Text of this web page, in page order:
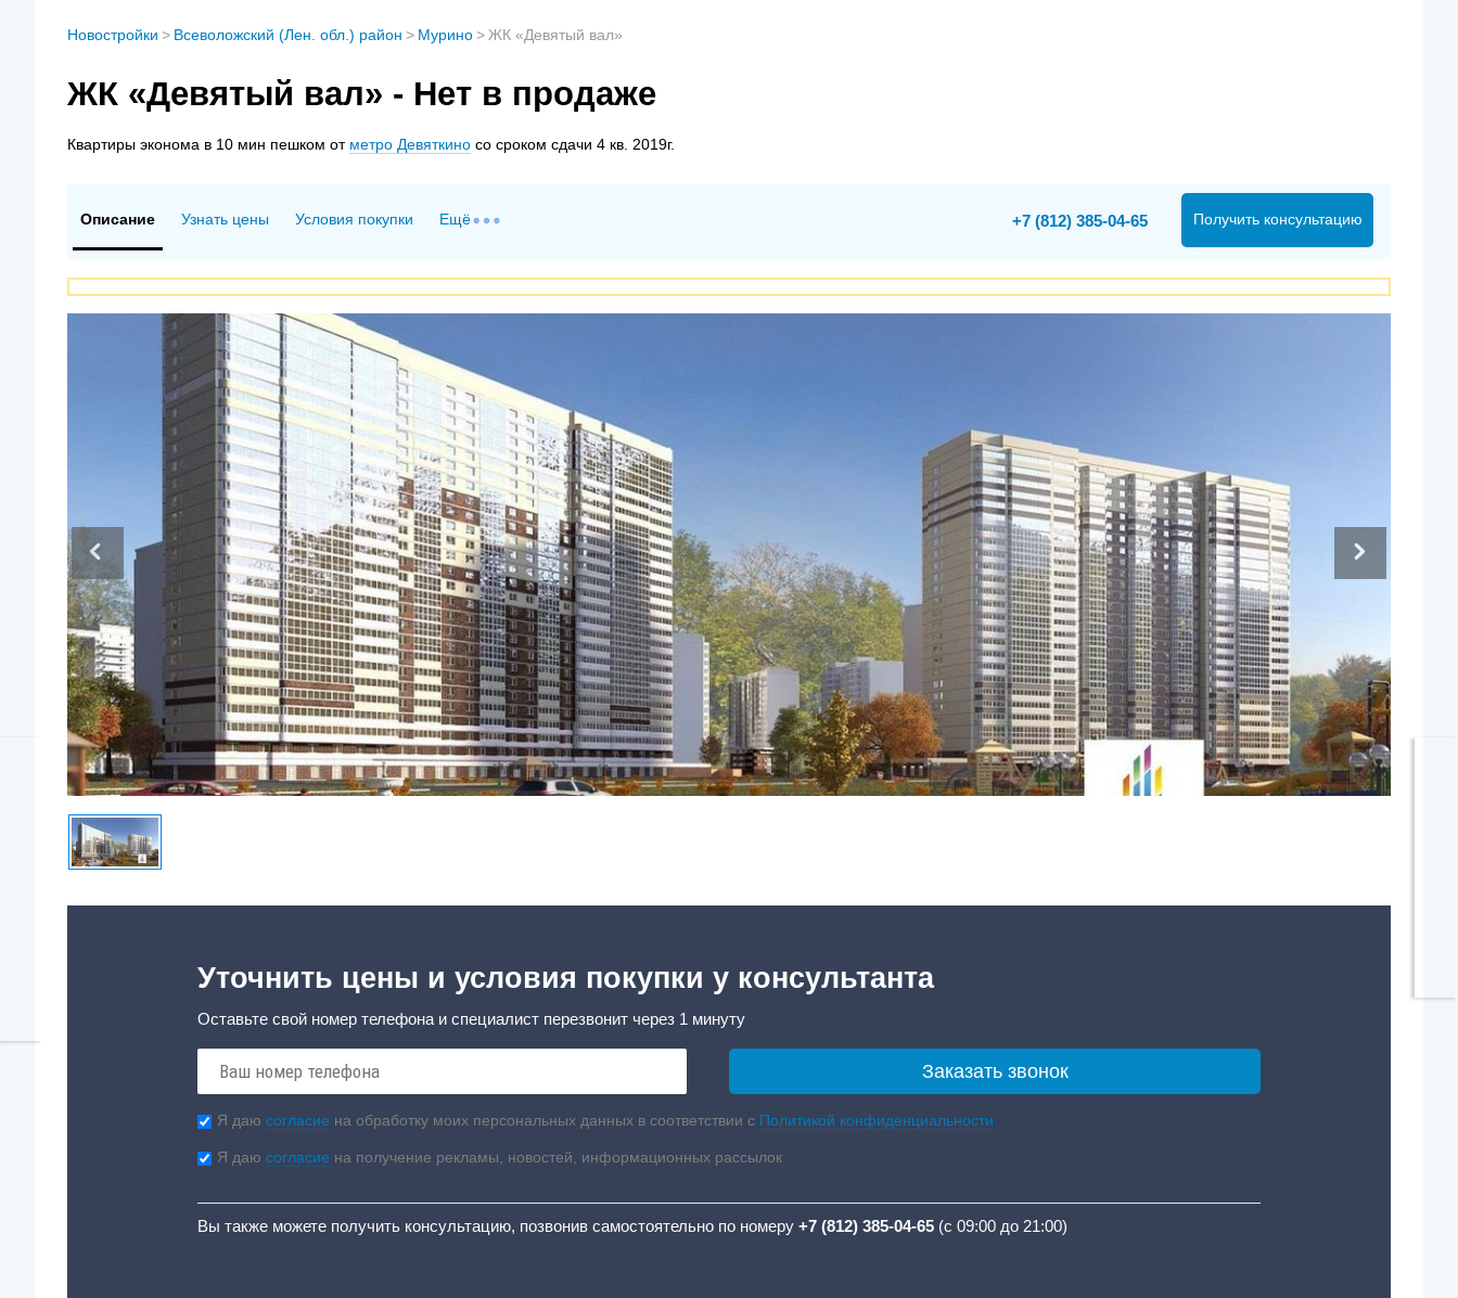
Новостройки > Всеволожский (Лен. обл.) район > Мурино> ЖК «Девятый вал»
ЖК «Девятый вал» - Нет в продаже
Квартирыэконома в 10 мин пешком от метро Девяткиносо сроком сдачи 4 кв. 2019г.
Описание Узнать цены Условия покупки Ещё Получить консультацию
+7 (812) 385-04-65
Уточнить цены и условия покупки у консультанта
Оставьте свой номер телефона и специалист перезвонит через 1 минуту
Я даю согласие на обработку моих персональных данных в соответствии с Политикой конфиденциальности
Я даю согласие на получение рекламы, новостей, информационных рассылок
Вы также можете получить консультацию, позвонив самостоятельно по номеру +7 (812) 385-04-65 (с 09:00 до 21:00)